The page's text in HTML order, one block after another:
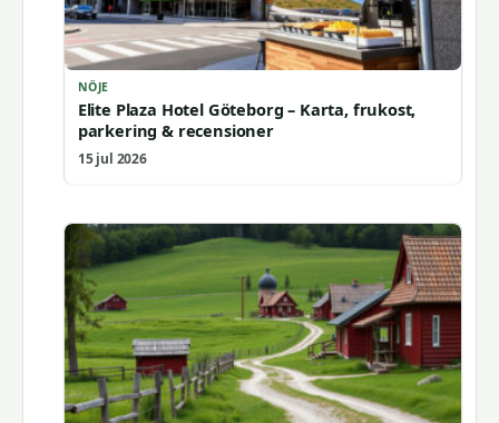
NÖJE
Elite Plaza Hotel Göteborg – Karta, frukost,
parkering & recensioner
15 jul 2026